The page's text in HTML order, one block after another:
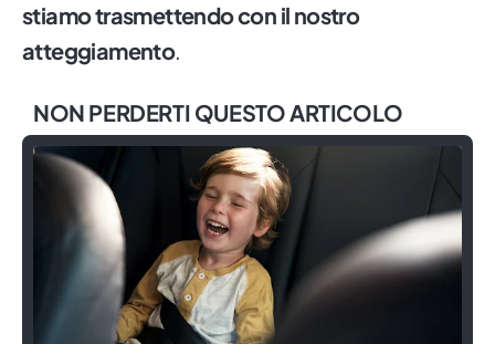
stiamo trasmettendo con il nostro
atteggiamento.
NON PERDERTI QUESTO ARTICOLO